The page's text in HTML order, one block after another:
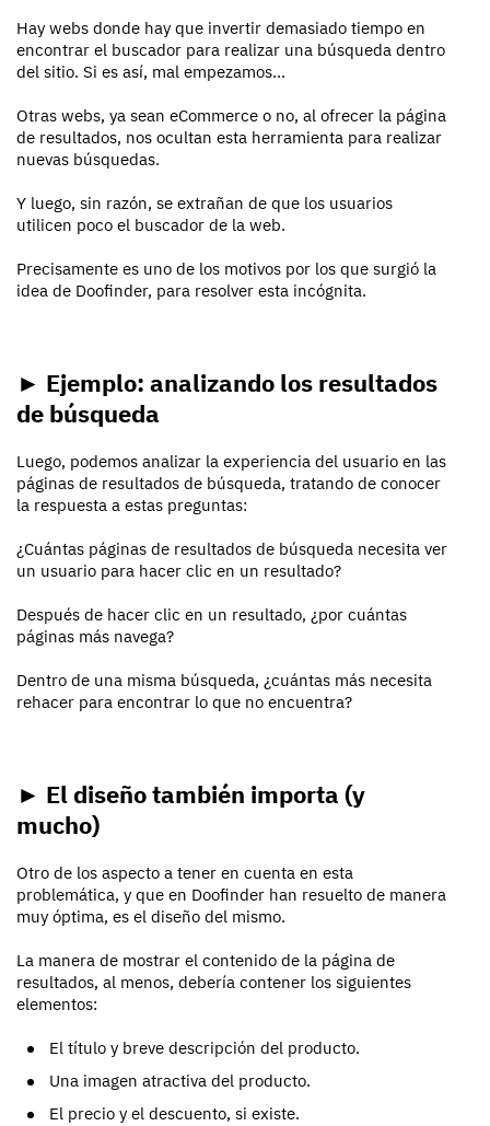
Hay webs donde hay que invertir demasiado tiempo en
encontrar el buscador para realizar una búsqueda dentro
del sitio. Si es así, mal empezamos...
Otras webs, ya sean eCommerce o no, al ofrecer la página
de resultados, nos ocultan esta herramienta para realizar
nuevas búsquedas.
Y luego, sin razón, se extrañan de que los usuarios
utilicen poco el buscador de la web.
Precisamente es uno de los motivos por los que surgió la
idea de Doofinder, para resolver esta incógnita.
► Ejemplo: analizando los resultados
de búsqueda
Luego, podemos analizar la experiencia del usuario en las
páginas de resultados de búsqueda, tratando de conocer
la respuesta a estas preguntas:
¿Cuántas páginas de resultados de búsqueda necesita ver
un usuario para hacer clic en un resultado?
Después de hacer clic en un resultado, ¿por cuántas
páginas más navega?
Dentro de una misma búsqueda, ¿cuántas más necesita
rehacer para encontrar lo que no encuentra?
► El diseño también importa (y
mucho)
Otro de los aspecto a tener en cuenta en esta
problemática, y que en Doofinder han resuelto de manera
muy óptima, es el diseño del mismo.
La manera de mostrar el contenido de la página de
resultados, al menos, debería contener los siguientes
elementos:
El título y breve descripción del producto.
Una imagen atractiva del producto.
El precio y el descuento, si existe.